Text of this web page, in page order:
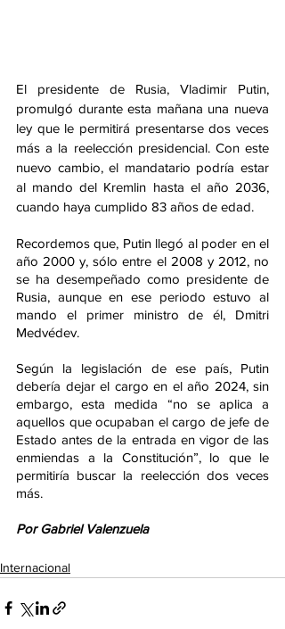
El presidente de Rusia, Vladimir Putin,
promulgó durante esta mañana una nueva
ley que le permitirá presentarse dos veces
más a la reelección presidencial. Con este
nuevo cambio, el mandatario podría estar
al mando del Kremlin hasta el año 2036,
cuando haya cumplido 83 años de edad.
Recordemos que, Putin llegó al poder en el
año 2000 y, sólo entre el 2008 y 2012, no
se ha desempeñado como presidente de
Rusia, aunque en ese periodo estuvo al
mando el primer ministro de él, Dmitri
Medvédev.
Según la legislación de ese país, Putin
debería dejar el cargo en el año 2024, sin
embargo, esta medida “no se aplica a
aquellos que ocupaban el cargo de jefe de
Estado antes de la entrada en vigor de las
enmiendas a la Constitución”, lo que le
permitiría buscar la reelección dos veces
más.
Por Gabriel Valenzuela
Internacional